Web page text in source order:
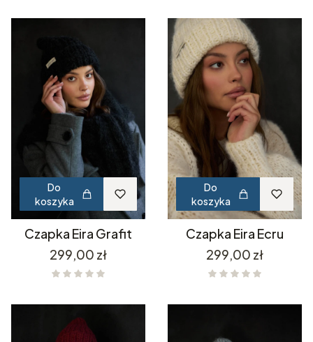
Do
koszyka
Czapka Eira Grafit
Cena
299,00 zł
Do
koszyka
Czapka Eira Ecru
Cena
299,00 zł